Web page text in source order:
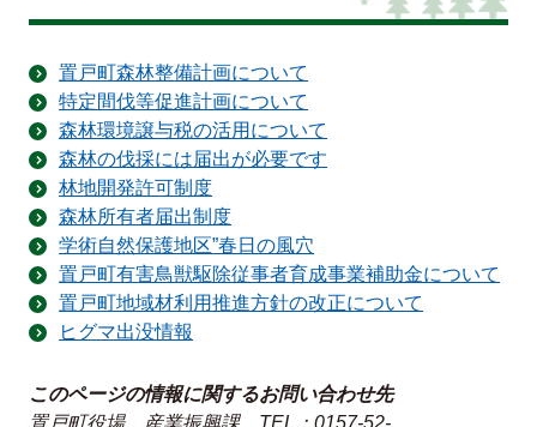
置戸町森林整備計画について
特定間伐等促進計画について
森林環境譲与税の活用について
森林の伐採には届出が必要です
林地開発許可制度
森林所有者届出制度
学術自然保護地区”春日の風穴
置戸町有害鳥獣駆除従事者育成事業補助金について
置戸町地域材利用推進方針の改正について
ヒグマ出没情報
このページの情報に関するお問い合わせ先
置戸町役場 産業振興課
TEL：0157-52-
祉
化